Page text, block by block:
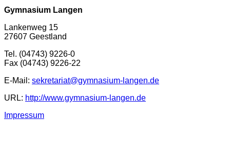
Gymnasium Langen
Lankenweg 15
27607 Geestland
Tel. (04743) 9226-0
Fax (04743) 9226-22
E-Mail: sekretariat@gymnasium-langen.de
URL: http://www.gymnasium-langen.de
Impressum